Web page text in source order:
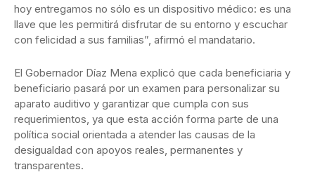
hoy entregamos no sólo es un dispositivo médico: es una
llave que les permitirá disfrutar de su entorno y escuchar
con felicidad a sus familias”, afirmó el mandatario.
El Gobernador Díaz Mena explicó que cada beneficiaria y
beneficiario pasará por un examen para personalizar su
aparato auditivo y garantizar que cumpla con sus
requerimientos, ya que esta acción forma parte de una
política social orientada a atender las causas de la
desigualdad con apoyos reales, permanentes y
transparentes.